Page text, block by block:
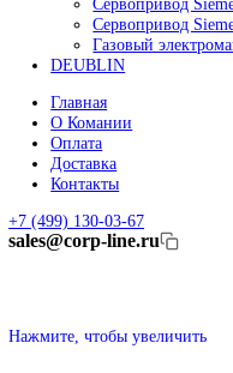
Робот Delta
Редуктор
FESTO
Балонный
RENISHAW
Renishaw
Renishaw
Renishaw
Renishaw
DUNGS
Сервопривод